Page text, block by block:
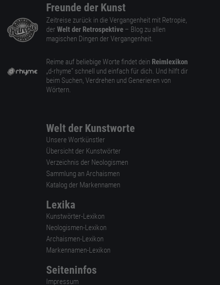
Freunde der Kunst
Zeitreise zurück in die Vergangenheit mit Retropie,
der Welt der Retrospektive – Blog zu allen
magischen Dingen der Vergangenheit.
Reime auf beliebige Worte findet dein Reimlexikon
„d-rhyme” schnell und einfach für dich. Und hilft dir
beim Suchen, Verdrehen und Generieren von
Wörtern.
Welt der Kunstworte
Unsere Wortkünstler
Übersicht der Kunstwörter
Verzeichnis der Neologismen
Sammlung an Archaismen
Katalog der Markennamen
Lexika
Kunstwörter-Lexikon
Neologismen-Lexikon
Archaismen-Lexikon
Markennamen-Lexikon
Seiteninfos
Impressum